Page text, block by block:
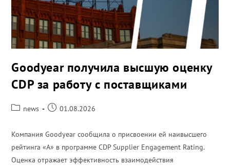
Goodyear получила высшую оценку
CDP за работу с поставщиками
news 01.08.2026
Компания Goodyear сообщила о присвоении ей наивысшего
рейтинга «A» в программе CDP Supplier Engagement Rating.
Оценка отражает эффективность взаимодействия